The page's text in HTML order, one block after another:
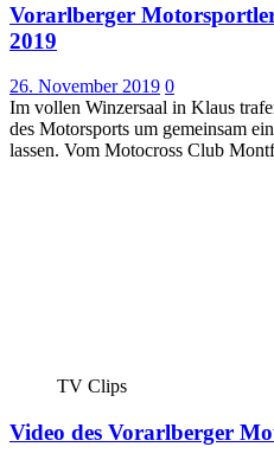
Vorarlberger
2019
26. November 2019 0
Im vollen Winzersaal in Klaus
des Motorsports um gemeinsam
lassen. Vom Motocross Club
TV Clips
Video des Vorarlberger